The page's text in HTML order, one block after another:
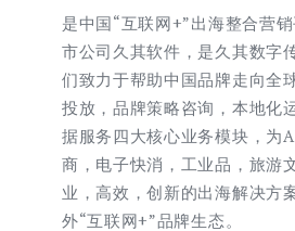
是中国“互联网+”出海整合营
市公司久其软件，是久其数字
们致力于帮助中国品牌走向全
投放，品牌策略咨询，本地化
据服务四大核心业务模块，为
商，电子快消，工业品，旅游
业，高效，创新的出海解决方
外“互联网+”品牌生态。